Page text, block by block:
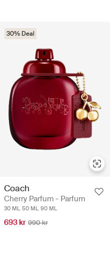
30% Deal
Coach
Cherry Parfum - Parfum
30 ML 50 ML 90 ML
693 kr 990 kr